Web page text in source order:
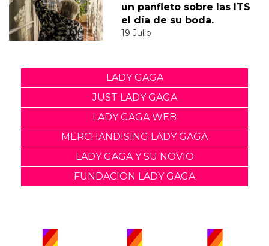
un panfleto sobre las ITS
el día de su boda.
19 Julio
LADY GAGA
JUST LADY GAGA
LADY GAGA WEB
MERCHANDISING LADY GAGA
LADY GAGA Y SU NOVIO
FUNDACION LADY GAGA